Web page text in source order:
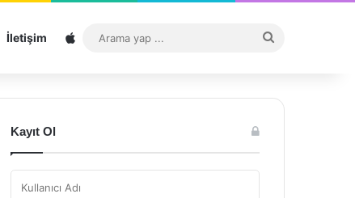
İletişim Sitemap
...
Kayıt Ol